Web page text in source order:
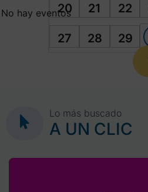
20 21 22
27 28 29
No hay eventos
Lo más buscado
A UN CLIC